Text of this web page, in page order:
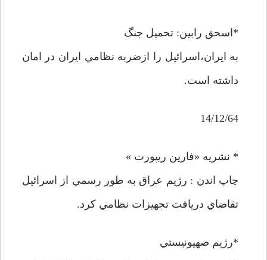
*اسحق رابين: تحميل جنگ
به ايران،اسرائيل را ازضربه نظامي ايران در امان
داشته است.
14/12/64
* نشريه «فارين ريپورت »
چاپ اندن : رژيم عراق به طور رسمي از اسرائيل
تقاضاي دريافت تجهيزات نظامي کرد.
*رژيم صهيونيستي